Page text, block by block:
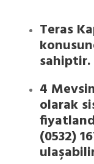
Teras
sahiptir.
4
olarak
(0532)